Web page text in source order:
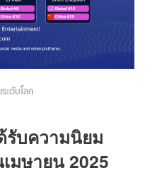
ะดับโลก
บความนิยม
มษายน 2025